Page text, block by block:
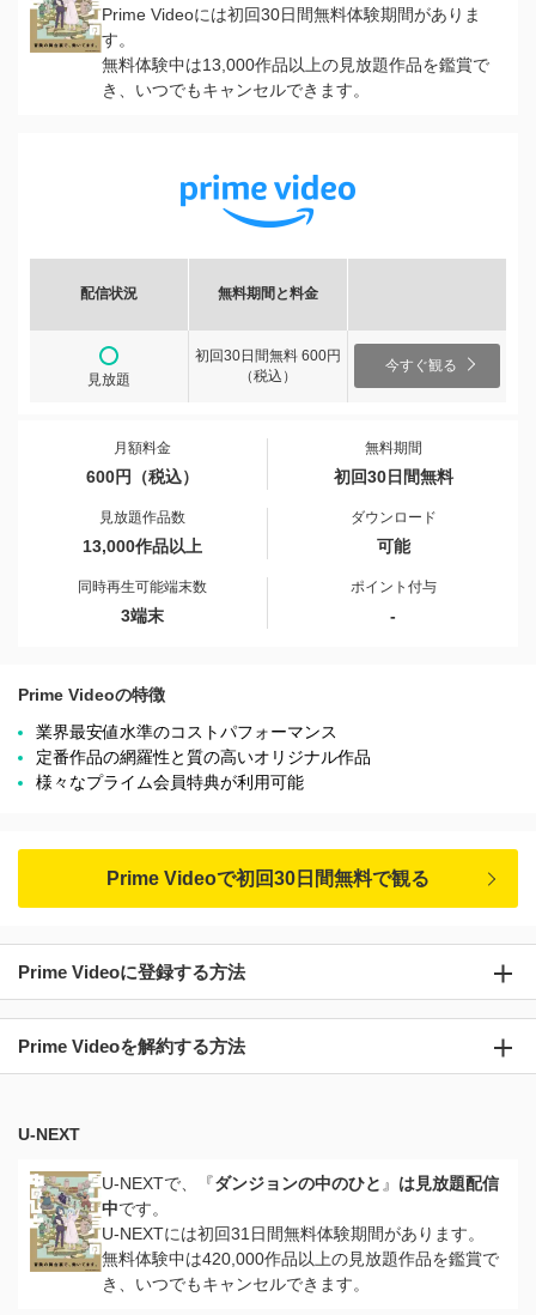
Prime Videoには初回30日間無料体験期間がありま
す。
無料体験中は13,000作品以上の見放題作品を鑑賞で
き、いつでもキャンセルできます。
配信状況 無料期間と料金
見放題
初回30日間無料 600円
（税込）
今すぐ観る
月額料金
600円（税込）
無料期間
初回30日間無料
見放題作品数
13,000作品以上
ダウンロード
可能
同時再生可能端末数
3端末
ポイント付与
-
Prime Videoの特徴
業界最安値水準のコストパフォーマンス
定番作品の網羅性と質の高いオリジナル作品
様々なプライム会員特典が利用可能
Prime Videoで初回30日間無料で観る
Prime Videoに登録する方法
Prime Videoを解約する方法
U-NEXT
U-NEXTで、『ダンジョンの中のひと 』 は見放題配信
中です。
U-NEXTには初回31日間無料体験期間があります。
無料体験中は420,000作品以上の見放題作品を鑑賞で
き、いつでもキャンセルできます。